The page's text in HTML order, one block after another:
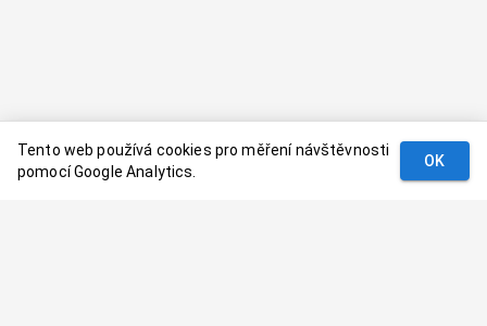
Tento web používá cookies pro měření návštěvnosti
pomocí Google Analytics.
OK